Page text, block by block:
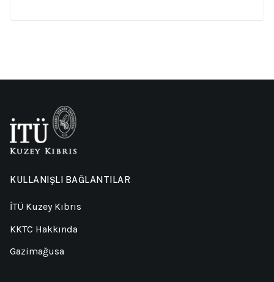
KULLANIŞLI BAĞLANTILAR
İTÜ Kuzey Kıbrıs
KKTC Hakkında
Gazimağusa